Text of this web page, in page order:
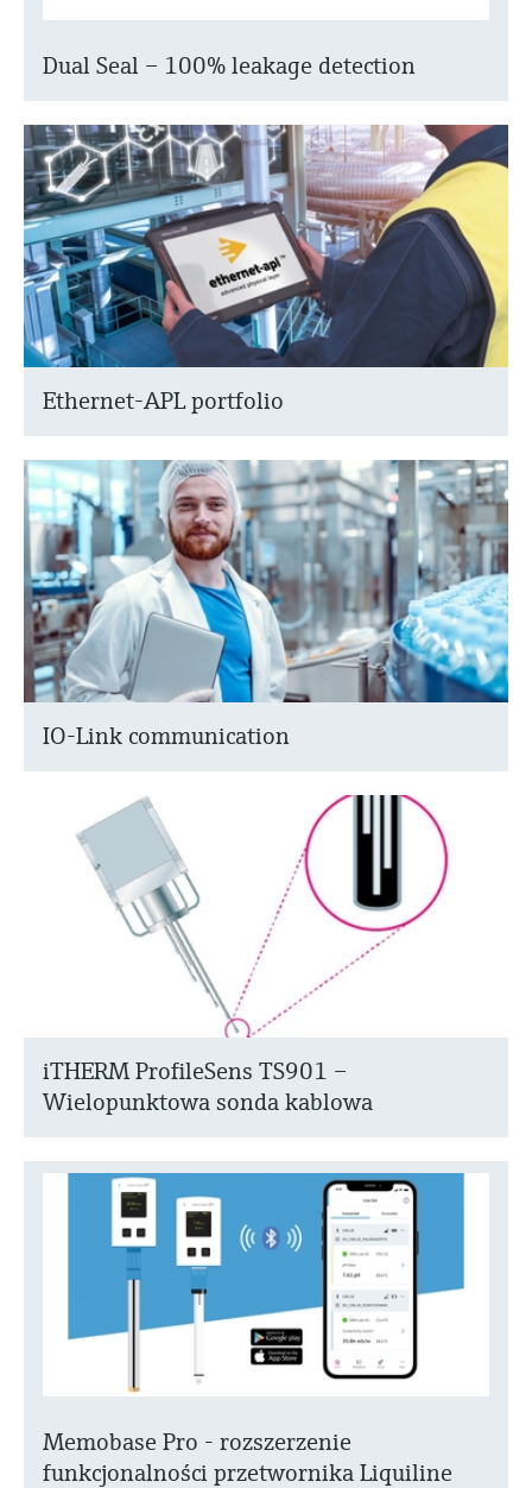
Dual Seal – 100% leakage detection
Ethernet-APL portfolio
IO-Link communication
iTHERM ProfileSens TS901 –
Wielopunktowa sonda kablowa
Memobase Pro - rozszerzenie
funkcjonalności przetwornika Liquiline